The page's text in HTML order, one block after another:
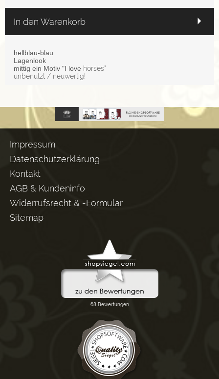
In den Warenkorb
hellblau-blau
Lagenlook
mittig ein Motiv "I love horses"
unbenutzt / neuwertig!
Impressum
Datenschutzerklärung
Kontakt
AGB & Kundeninfo
Widerrufsrecht & -Formular
Sitemap